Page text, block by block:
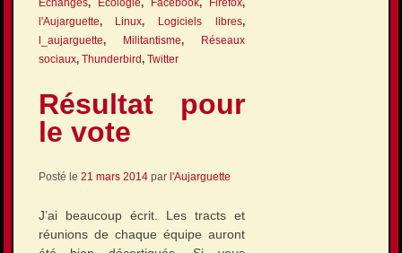
Échanges, Écologie, Facebook, Firefox,
l'Aujarguette, Linux, Logiciels libres,
l_aujarguette, Militantisme,
Réseaux
sociaux, Thunderbird, Twitter
Résultat pour
le vote
Posté le 21 mars 2014par l'Aujarguette
J’ai beaucoup écrit. Les tracts et
réunions de chaque équipe auront